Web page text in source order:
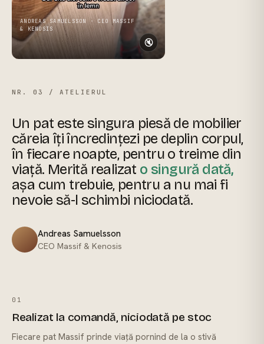
ANDREAS SAMUELSSON · CEO MASSIF
& KENOSIS
🔇
NR. 03 / ATELIERUL
Un pat este singura piesă de mobilier
căreia îți încredințezi pe deplin corpul,
în fiecare noapte, pentru o treime din
viață. Merită realizat o singură dată,
așa cum trebuie, pentru a nu mai fi
nevoie să-l schimbi niciodată.
Andreas Samuelsson
CEO Massif & Kenosis
01
Realizat la comandă, niciodată pe stoc
Fiecare pat Massif prinde viață pornind de la o stivă